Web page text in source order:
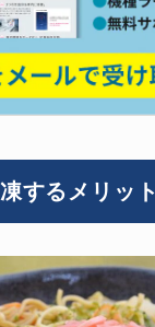
するメリット